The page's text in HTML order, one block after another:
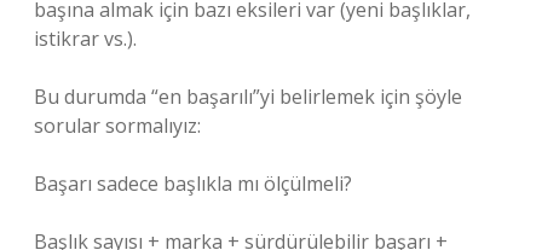
başına almak için bazı eksileri var (yeni başlıklar,
istikrar vs.).
Bu durumda “en başarılı”yi belirlemek için şöyle
sorular sormalıyız:
Başarı sadece başlıkla mı ölçülmeli?
Başlık sayısı + marka + sürdürülebilir başarı +